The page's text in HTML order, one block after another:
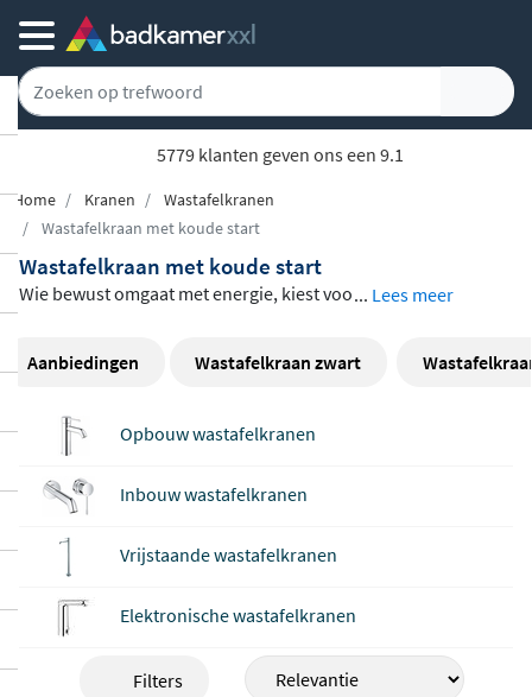
5779 klanten geven ons een 9.1
Home Kranen
Wastafelkranen
Wastafelkraan met koude start
Wastafelkraan met koude start
Wie bewust omgaat met energie, kiest voo
openen vanuit de middenstand levert dez
r wordt pas aangesproken wanneer u dat
zelf wenst. Het assortiment omvat
w-, inbouw- en vloermodellenvan merke
n als Hotbath, Hansgrohe, Brauer, Blue La
bel, Grohe en Regn. Laag of hoog model, r
echte of gebogen uitloop, chroom of gebo
rsteld messing:voor elke badkamerstijl e
De meeste modellen worden geleverd incl
... Lees meer
Aanbiedingen Wastafelkraan zwart
Opbouw wastafelkranen
Inbouw wastafelkranen
Vrijstaande wastafelkranen
Elektronische wastafelkranen
Filters